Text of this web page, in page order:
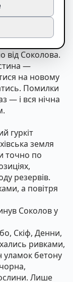
рухаєшся
від Соколова.
—
на новому
Помилки
— і вся нічна
гуркіт
земля
точно по
резервів.
а повітря
Соколов у
Скіф, Денни,
ривками,
уламок бетону
Лише